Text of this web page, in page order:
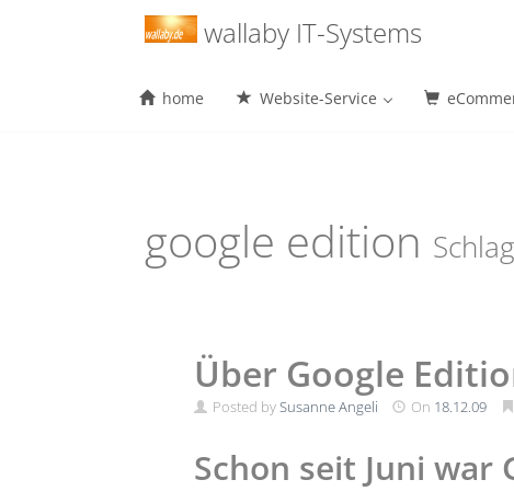
wallaby IT-Systems
Menu
home Website-Service
google edition
Über Google
Posted bySusanne Angeli On 18.12.09
Schon seit Juni war